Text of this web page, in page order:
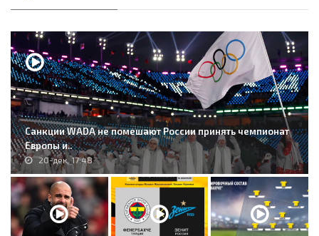
Санкции WADA не помешают России принять чемпионат
Европы и..
20-дек, 17:48